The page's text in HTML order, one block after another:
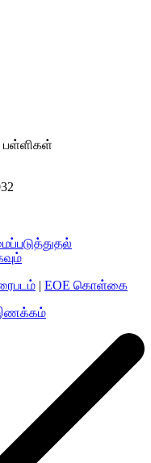
பள்ளிகள்
| EOE கொள்கை
இணக்கம்